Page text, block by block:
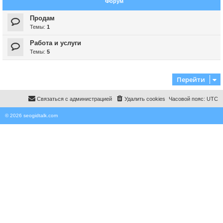
Продам
Темы: 1
Работа и услуги
Темы: 5
Перейти
Часовой пояс: UTC
Удалить cookies
Связаться с администрацией
© 2026 seogidtalk.com